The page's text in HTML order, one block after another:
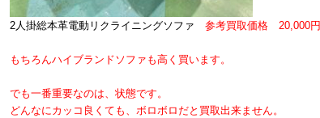
2人掛総本革電動リクライニングソファ 参考買取価格 20,000円
もちろんハイブランドソファも高く買います。
でも一番重要なのは、状態です。
どんなにカッコ良くても、ボロボロだと買取出来ません。